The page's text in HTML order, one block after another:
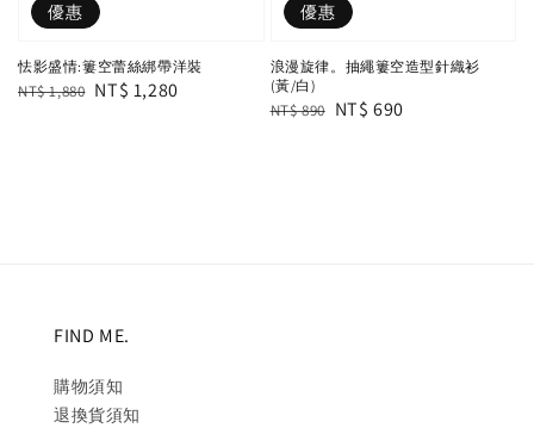
優惠
怯影盛情:簍空蕾絲綁帶洋裝
Regular
NT$ 1,880 Sale
NT$ 1,280
優惠
浪漫旋律。抽繩簍空造型針織衫
(黃/白)
Regular
NT$ 890 Sale
NT$ 690
FIND ME.
購物須知
退換貨須知